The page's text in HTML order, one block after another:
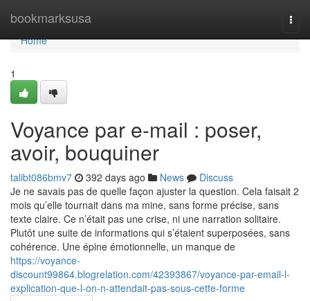
bookmarksusa
Home
Home
1
Voyance par e-mail : poser,
avoir, bouquiner
talibt086bmv7 392 days ago News
Discuss
Je ne savais pas de quelle façon ajuster la question. Cela faisait 2
mois qu’elle tournait dans ma mine, sans forme précise, sans
texte claire. Ce n’était pas une crise, ni une narration solitaire.
Plutôt une suite de informations qui s’étaient superposées, sans
cohérence. Une épine émotionnelle, un manque de
https://voyance-
discount99864.blogrelation.com/42393867/voyance-par-email-l-
explication-que-l-on-n-attendait-pas-sous-cette-forme